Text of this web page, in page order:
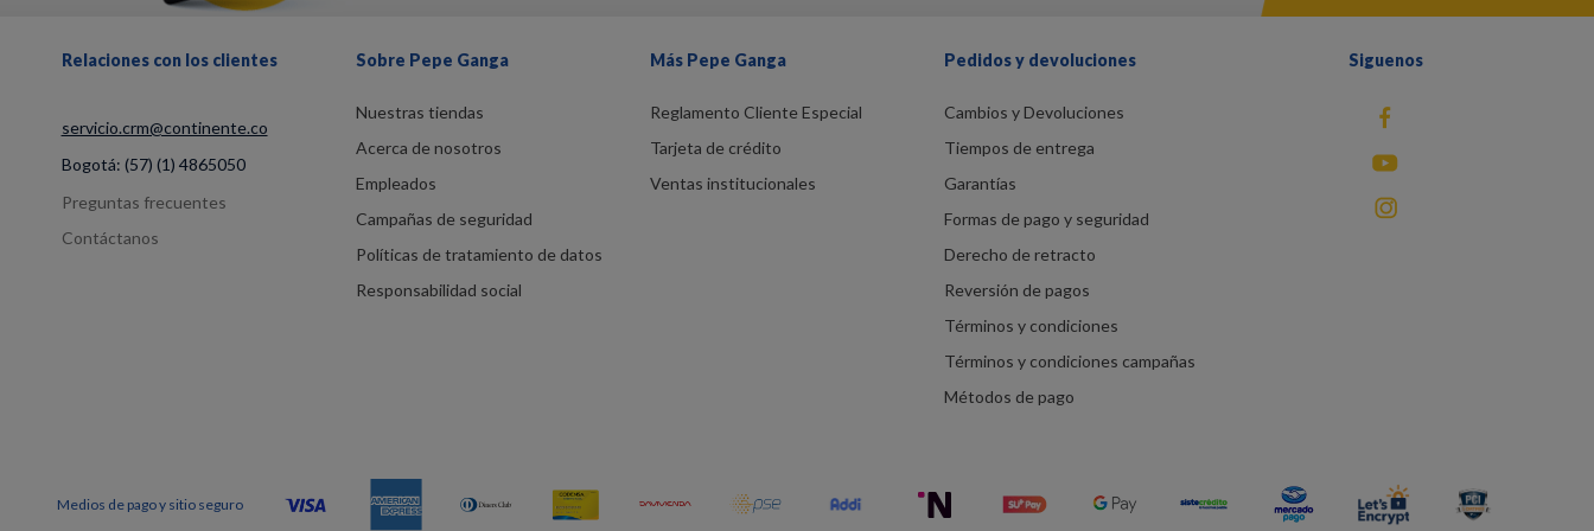
Relaciones con los clientes
servicio.crm@continente.co
Bogotá: (57) (1) 4865050
Preguntas frecuentes
Contáctanos
Sobre Pepe Ganga
Nuestras tiendas
Acerca de nosotros
Empleados
Campañas de seguridad
Políticas de tratamiento de datos
Responsabilidad social
Más Pepe Ganga
Reglamento Cliente Especial
Tarjeta de crédito
Ventas institucionales
Pedidos y devoluciones
Cambios y Devoluciones
Tiempos de entrega
Garantías
Formas de pago y seguridad
Derecho de retracto
Reversión de pagos
Términos y condiciones
Términos y condiciones campañas
Métodos de pago
Siguenos
fb
You Tube
instagram